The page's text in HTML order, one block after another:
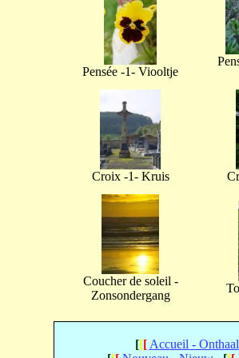
Pensée -1- Viooltje
Croix -1- Kruis
Coucher de soleil -
Zonsondergang
[[[ Accueil - Onthaal